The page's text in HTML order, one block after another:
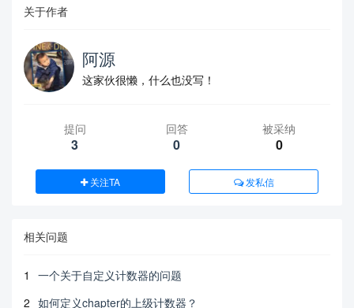
关于作者
阿源
这家伙很懒，什么也没写！
提问
3
回答
0
被采纳
0
关注TA 发私信
相关问题
1
一个关于自定义计数器的问题
2 如何定义chapter的上级计数器？